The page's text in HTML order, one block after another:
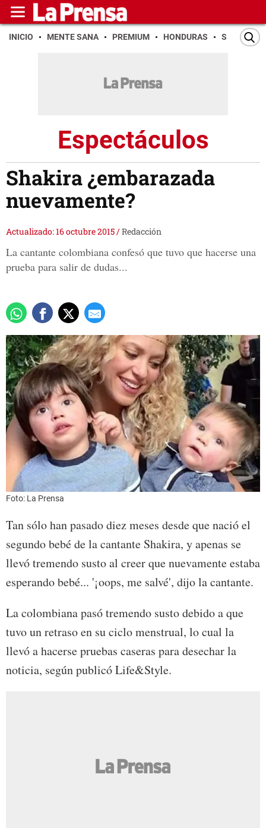
INICIO MENTE SANA PREMIUM HONDURAS SAN PEDRO
Espectáculos
Shakira ¿embarazada
nuevamente?
Actualizado: 16 octubre 2015/Redacción
La cantante colombiana confesó que tuvo que hacerse una
prueba para salir de dudas...
Foto: La Prensa
Tan sólo han pasado diez meses desde que nació el
segundo bebé de la cantante Shakira, y apenas se
llevó tremendo susto al creer que nuevamente estaba
esperando bebé... '¡oops, me salvé', dijo la cantante.
La colombiana pasó tremendo susto debido a que
tuvo un retraso en su ciclo menstrual, lo cual la
llevó a hacerse pruebas caseras para desechar la
noticia, según publicó Life&Style.